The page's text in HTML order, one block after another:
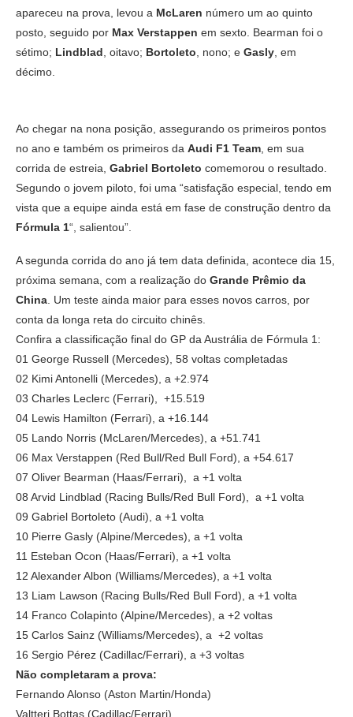
apareceu na prova, levou a McLaren número um ao quinto
posto, seguido por Max Verstappen em sexto. Bearman foi o
sétimo; Lindblad , oitavo; Bortoleto , nono; e Gasly , em
décimo.
Ao chegar na nona posição, assegurando os primeiros pontos
no ano e também os primeiros da Audi F1 Team , em sua
corrida de estreia, Gabriel Bortoleto comemorou o resultado.
Segundo o jovem piloto, foi uma “satisfação especial, tendo em
vista que a equipe ainda está em fase de construção dentro da
Fórmula 1“, salientou”.
A segunda corrida do ano já tem data definida, acontece dia 15,
próxima semana, com a realização do Grande Prêmio da
China . Um teste ainda maior para esses novos carros, por
conta da longa reta do circuito chinês.
Confira a classificação final do GP da Austrália de Fórmula 1:
01 George Russell (Mercedes), 58 voltas completadas
02 Kimi Antonelli (Mercedes), a +2.974
03 Charles Leclerc (Ferrari), +15.519
04 Lewis Hamilton (Ferrari), a +16.144
05 Lando Norris (McLaren/Mercedes), a +51.741
06 Max Verstappen (Red Bull/Red Bull Ford), a +54.617
07 Oliver Bearman (Haas/Ferrari), a +1 volta
08 Arvid Lindblad (Racing Bulls/Red Bull Ford), a +1 volta
09 Gabriel Bortoleto (Audi), a +1 volta
10 Pierre Gasly (Alpine/Mercedes), a +1 volta
11 Esteban Ocon (Haas/Ferrari), a +1 volta
12 Alexander Albon (Williams/Mercedes), a +1 volta
13 Liam Lawson (Racing Bulls/Red Bull Ford), a +1 volta
14 Franco Colapinto (Alpine/Mercedes), a +2 voltas
15 Carlos Sainz (Williams/Mercedes), a +2 voltas
16 Sergio Pérez (Cadillac/Ferrari), a +3 voltas
Não completaram a prova:
Fernando Alonso (Aston Martin/Honda)
Valtteri Bottas (Cadillac/Ferrari)